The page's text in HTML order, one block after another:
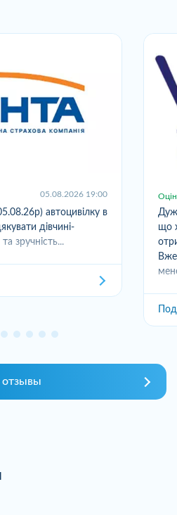
05.08.2026 19:00
автоцивілку в
дівчині-
зручність...
що
отзывы